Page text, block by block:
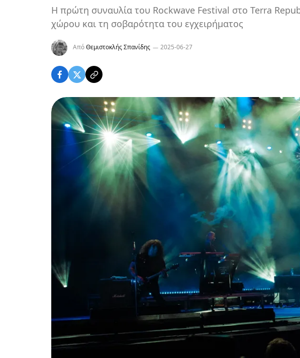
Η πρώτη συναυλία του Rockwave Festival στο Terra
χώρου και τη σοβαρότητα του εγχειρήματος
ΑπόΘεμιστοκλής Σπανίδης 2025-06-27